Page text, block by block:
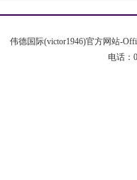
伟德国际(victor1946)官方网站-
电话：